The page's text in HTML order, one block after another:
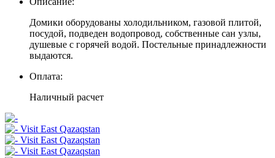
Домики оборудованы холодильником, газовой плитой,
посудой, подведен водопровод, собственные сан узлы,
душевые с горячей водой. Постельные принадлежности
выдаются.
Оплата:
Наличный расчет